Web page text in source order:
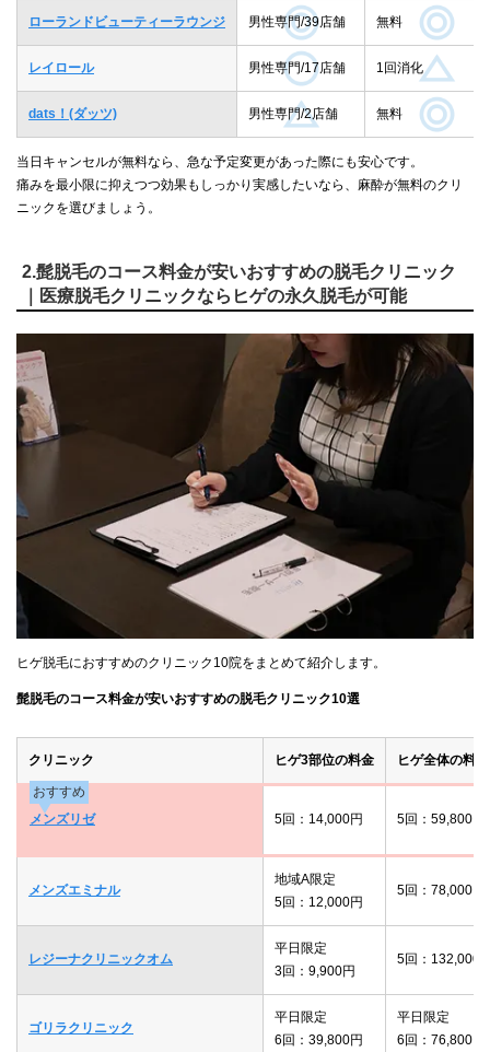
ローランドビューティーラウンジ 男性専門/39店舗 無料
レイロール 男性専門/17店舗 1回消化
dats！(ダッツ) 男性専門/2店舗 無料
当日キャンセルが無料なら、急な予定変更があった際にも安心です。
痛みを最小限に抑えつつ効果もしっかり実感したいなら、麻酔が無料のクリ
ニックを選びましょう。
2.髭脱毛のコース料金が安いおすすめの脱毛クリニック
｜医療脱毛クリニックならヒゲの永久脱毛が可能
ヒゲ脱毛におすすめのクリニック10院をまとめて紹介します。
髭脱毛のコース料金が安いおすすめの脱毛クリニック10選
クリニック ヒゲ3部位の料金 ヒゲ全体の料金
おすすめ
メンズリゼ
5回：14,000円 5回：59,800円
メンズエミナル
地域A限定
5回：12,000円
5回：78,000円
レジーナクリニックオム
平日限定
3回：9,900円
5回：132,000
ゴリラクリニック
平日限定
6回：39,800円
平日限定
6回：76,800円